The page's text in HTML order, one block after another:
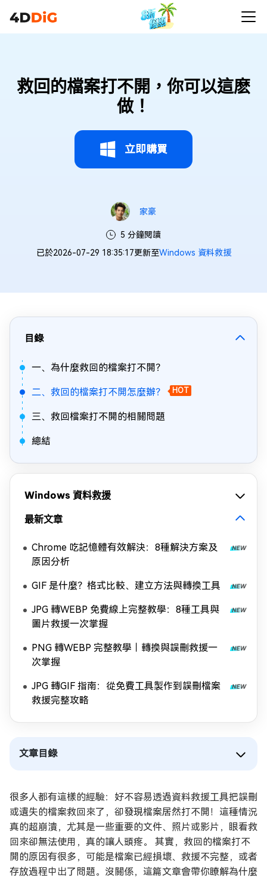
救回的檔案打不開，你可以這麽
做！
立即購買
家豪
5 分鐘閱讀
已於2026-07-29 18:35:17更新至Windows 資料救援
目錄
一、為什麼救回的檔案打不開？
二、救回的檔案打不開怎麼辦？ HOT
三、救回檔案打不開的相關問題
總結
Windows 資料救援
最新文章
Chrome 吃記憶體有效解決：8種解決方案及
原因分析
GIF 是什麼？格式比較、建立方法與轉換工具
JPG 轉WEBP 免費線上完整教學：8種工具與
圖片救援一次掌握
PNG 轉WEBP 完整教學｜轉換與誤刪救援一
次掌握
JPG 轉GIF 指南：從免費工具製作到誤刪檔案
救援完整攻略
文章目錄
很多人都有這樣的經驗：好不容易透過資料救援工具把誤刪
或遺失的檔案救回來了，卻發現檔案居然打不開！這種情況
真的超崩潰，尤其是一些重要的文件、照片或影片，眼看救
回來卻無法使用，真的讓人頭疼。 其實，救回的檔案打不
開的原因有很多，可能是檔案已經損壞、救援不完整，或者
存放過程中出了問題。沒關係，這篇文章會帶你瞭解為什麼